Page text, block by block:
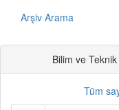
Arşiv Arama
Bilim ve
Tüm